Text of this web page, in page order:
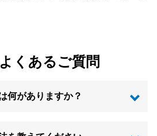
くあるご質問
何がありますか？